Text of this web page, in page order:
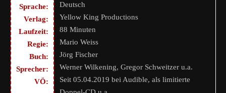
Sprache:
Verlag:
Laufzeit:
Regie:
Buch:
Sprecher:
VÖ:
Deutsch
Yellow King Productions
88 Minuten
Mario Weiss
Jörg Fischer
Werner Wilkening, Gregor Schweitzer u.a.
Seit 05.04.2019 bei Audible, als limitierte